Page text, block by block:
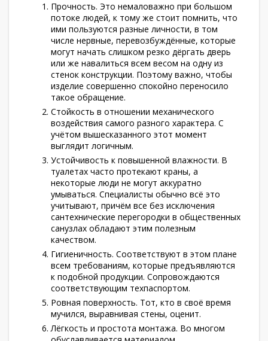
Прочность. Это немаловажно при большом
потоке людей, к тому же стоит помнить, что
ими пользуются разные личности, в том
числе нервные, перевозбуждённые, которые
могут начать слишком резко дёргать дверь
или же навалиться всем весом на одну из
стенок конструкции. Поэтому важно, чтобы
изделие совершенно спокойно переносило
такое обращение.
Стойкость в отношении механического
воздействия самого разного характера. С
учётом вышесказанного этот момент
выглядит логичным.
Устойчивость к повышенной влажности. В
туалетах часто протекают краны, а
некоторые люди не могут аккуратно
умываться. Специалисты обычно всё это
учитывают, причём все без исключения
сантехнические перегородки в общественных
санузлах обладают этим полезным
качеством.
Гигиеничность. Соответствуют в этом плане
всем требованиям, которые предъявляются
к подобной продукции. Сопровождаются
соответствующим техпаспортом.
Ровная поверхность. Тот, кто в своё время
мучился, выравнивая стены, оценит.
Лёгкость и простота монтажа. Во многом